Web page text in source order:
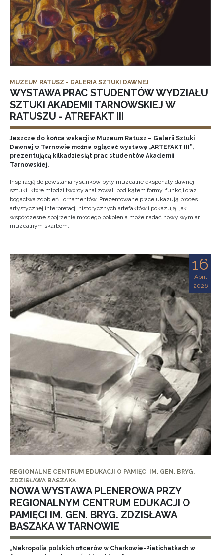
MUZEUM RATUSZ - GALERIA SZTUKI DAWNEJ
WYSTAWA PRAC STUDENTÓW WYDZIAŁU
SZTUKI AKADEMII TARNOWSKIEJ W
RATUSZU - ATREFAKT III
Jeszcze do końca wakacji w Muzeum Ratusz – Galerii Sztuki
Dawnej w Tarnowie można oglądać wystawę „ARTEFAKT III”,
prezentującą kilkadziesiąt prac studentów Akademii
Tarnowskiej.
Inspiracją do powstania rysunków były muzealne eksponaty dawnej
sztuki, które młodzi twórcy analizowali pod kątem formy, funkcji oraz
bogactwa zdobień i ornamentów. Prezentowane prace ukazują proces
artystycznej interpretacji historycznych artefaktów i pokazują, jak
współczesne spojrzenie młodego pokolenia może nadać nowy wymiar
muzealnym skarbom.
16
April
2026
REGIONALNE CENTRUM EDUKACJI O PAMIĘCI IM. GEN. BRYG.
ZDZISŁAWA BASZAKA
NOWA WYSTAWA PLENEROWA PRZY
REGIONALNYM CENTRUM EDUKACJI O
PAMIĘCI IM. GEN. BRYG. ZDZISŁAWA
BASZAKA W TARNOWIE
„Nekropolia polskich oficerów w Charkowie-Piatichatkach w